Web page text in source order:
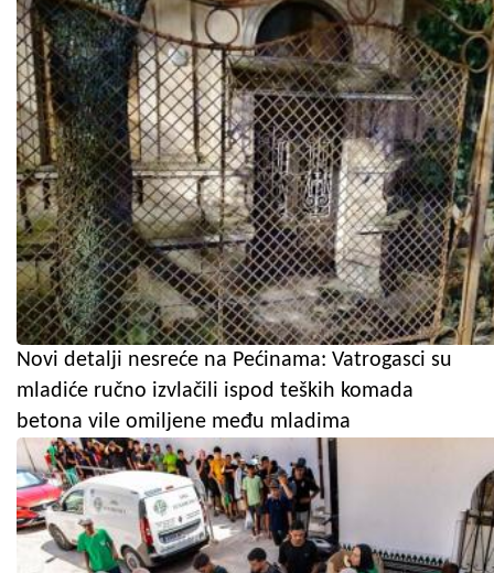
Novi detalji nesreće na Pećinama: Vatrogasci su
mladiće ručno izvlačili ispod teških komada
betona vile omiljene među mladima